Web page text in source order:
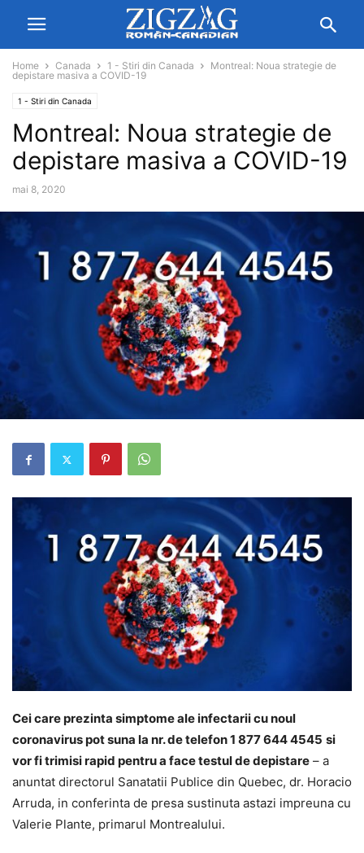
Home Canada 1 - Stiri din Canada
Montreal: Noua strategie de
depistare masiva a COVID-19
1 - Stiri din Canada
Montreal: Noua strategie de
depistare masiva a COVID-19
mai 8, 2020
Cei care prezinta simptome ale infectarii cu noul
coronavirus pot suna la nr. de telefon 1 877 644 4545 si
vor fi trimisi rapid pentru a face testul de depistare – a
anuntat directorul Sanatatii Publice din Quebec, dr. Horacio
Arruda, in conferinta de presa sustinuta astazi impreuna cu
Valerie Plante, primarul Montrealului.